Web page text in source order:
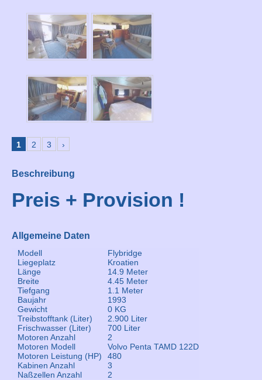
1 2 3 ›
Beschreibung
Preis + Provision !
Allgemeine Daten
Modell
Flybridge
Liegeplatz
Kroatien
Länge
14.9 Meter
Breite
4.45 Meter
Tiefgang
1.1 Meter
Baujahr
1993
Gewicht
0 KG
Treibstofftank (Liter)
2.900 Liter
Frischwasser (Liter)
700 Liter
Motoren Anzahl
2
Motoren Modell
Volvo Penta TAMD 122D
Motoren Leistung (HP)
480
Kabinen Anzahl
3
Naßzellen Anzahl
2